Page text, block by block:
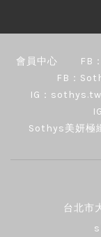
會員中心 FB
FB：
IG：sothys.tw
Sothys美妍極
台北市